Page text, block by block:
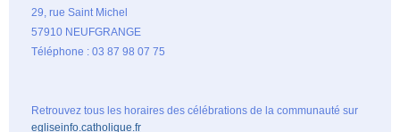
29, rue Saint Michel
57910 NEUFGRANGE
Téléphone : 03 87 98 07 75
Retrouvez tous les horaires des célébrations de la communauté sur
egliseinfo.catholique.fr